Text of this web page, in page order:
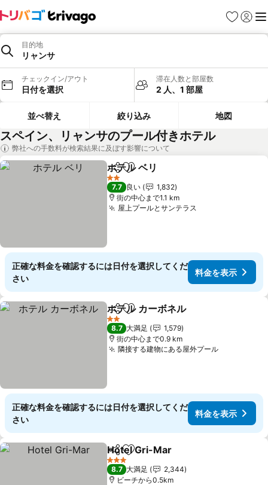
お気に入り
ログイ
メ
目的地
リャンサ
チェックイン/アウト
日付を選択
滞在人数と部屋数
2 人、1 部屋
並べ替え 絞り込み 地図
スペイン、リャンサのプール付きホテル
弊社への手数料が検索結果に及ぼす影響について
シェアお気に入りに追加
ホテル ベリ
2 ホテルのランク
7.7 良い
1,832
街の中心まで1.1 km
屋上プールとサンテラス
正確な料金を確認するには日付を選択してくだ
さい
料金を表示
シェアお気に入りに追加
ホテル カーボネル
2 ホテルのランク
8.7 大満足
1,579
街の中心まで0.9 km
隣接する建物にある屋外プール料金を表示
正確な料金を確認するには日付を選択してくだ
さい
料金を表示
シェアお気に入りに追加
Hotel Gri-Mar
3 ホテルのランク
8.7 大満足
2,344
ビーチから0.5km